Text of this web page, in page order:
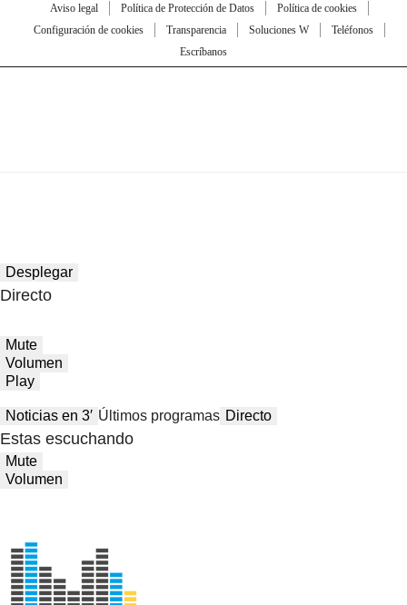
Aviso legal Política de Protección de Datos
Política de cookies
Configuración de cookies
Transparencia Soluciones W
Teléfonos
Escríbanos
Desplegar
Directo
Mute
Volumen
Play
Noticias en 3′ Últimos programas Directo
Estas escuchando
Mute
Volumen